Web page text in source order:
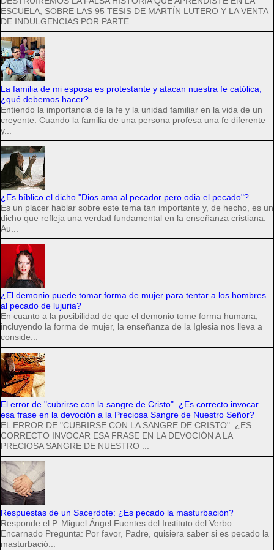
ESCUELA, SOBRE LAS 95 TESIS DE MARTÍN LUTERO Y LA VENTA
DE INDULGENCIAS POR PARTE...
La familia de mi esposa es protestante y atacan nuestra fe católica,
¿qué debemos hacer?
Entiendo la importancia de la fe y la unidad familiar en la vida de un
creyente. Cuando la familia de una persona profesa una fe diferente
y...
¿Es bíblico el dicho "Dios ama al pecador pero odia el pecado"?
Es un placer hablar sobre este tema tan importante y, de hecho, es un
dicho que refleja una verdad fundamental en la enseñanza cristiana.
Au...
¿El demonio puede tomar forma de mujer para tentar a los hombres
al pecado de lujuria?
En cuanto a la posibilidad de que el demonio tome forma humana,
incluyendo la forma de mujer, la enseñanza de la Iglesia nos lleva a
conside...
El error de "cubrirse con la sangre de Cristo". ¿Es correcto invocar
esa frase en la devoción a la Preciosa Sangre de Nuestro Señor?
EL ERROR DE "CUBRIRSE CON LA SANGRE DE CRISTO". ¿ES
CORRECTO INVOCAR ESA FRASE EN LA DEVOCIÓN A LA
PRECIOSA SANGRE DE NUESTRO ...
Respuestas de un Sacerdote: ¿Es pecado la masturbación?
Responde el P. Miguel Ángel Fuentes del Instituto del Verbo
Encarnado Pregunta: Por favor, Padre, quisiera saber si es pecado la
masturbació...